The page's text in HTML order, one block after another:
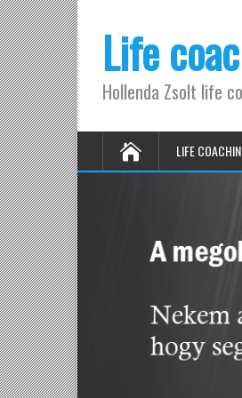
Life
Hollenda Zsolt life
LIFE